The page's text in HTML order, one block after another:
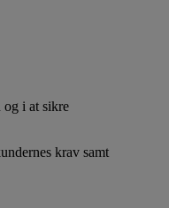
og i at sikre
krav samt